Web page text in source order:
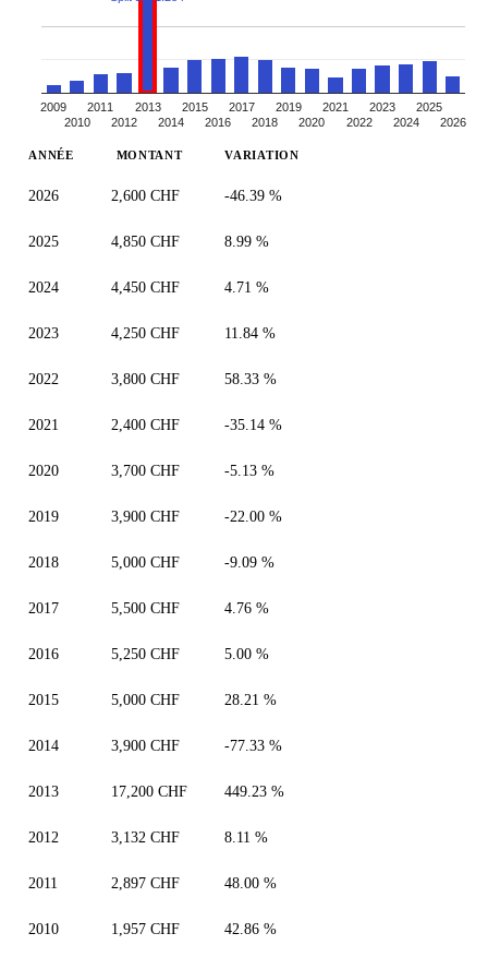
2009
2010
2011
2012
2013
2014
2015
2016
2017
2018
2019
2020
2021
2022
2023
2024
2025
2026
ANNÉE MONTANT VARIATION
2026 2,600 CHF -46.39 %
2025 4,850 CHF 8.99 %
2024 4,450 CHF 4.71 %
2023 4,250 CHF 11.84 %
2022 3,800 CHF 58.33 %
2021 2,400 CHF -35.14 %
2020 3,700 CHF -5.13 %
2019 3,900 CHF -22.00 %
2018 5,000 CHF -9.09 %
2017 5,500 CHF 4.76 %
2016 5,250 CHF 5.00 %
2015 5,000 CHF 28.21 %
2014 3,900 CHF -77.33 %
2013 17,200 CHF 449.23 %
2012 3,132 CHF 8.11 %
2011 2,897 CHF 48.00 %
2010 1,957 CHF 42.86 %